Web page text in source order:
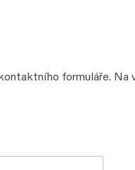
formuláře. Na